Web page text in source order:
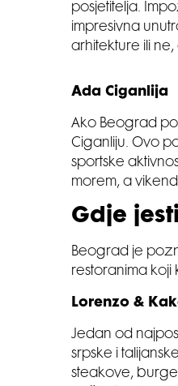
posjetitelja.
impresivna
arhitekture ili ne,
Ada Ciganlija
Ako Beograd
Ciganliju. Ovo
sportske
morem, a
Gdje
Beograd je
restoranima koji
Lorenzo &
Jedan od
srpske i
steakove,